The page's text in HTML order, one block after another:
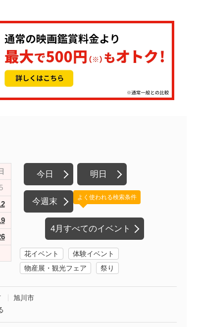
今日 明日
今週末
4月すべてのイベント
よく使われる検索条件
花イベント
体験イベント
物産展・観光フェア
祭り
旭川市